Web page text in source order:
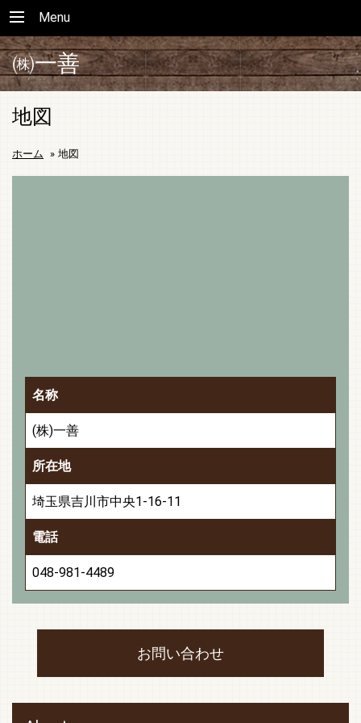
Menu
㈱一善
地図
ホーム » 地図
名称
(株)一善
所在地
埼玉県吉川市中央1-16-11
電話
048-981-4489
お問い合わせ